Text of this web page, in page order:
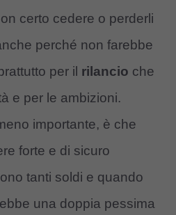
certo cedere o perderli
perché non farebbe
per il rilancio che
e per le ambizioni.
importante, è che
forte e di sicuro
tanti soldi e quando
una doppia pessima